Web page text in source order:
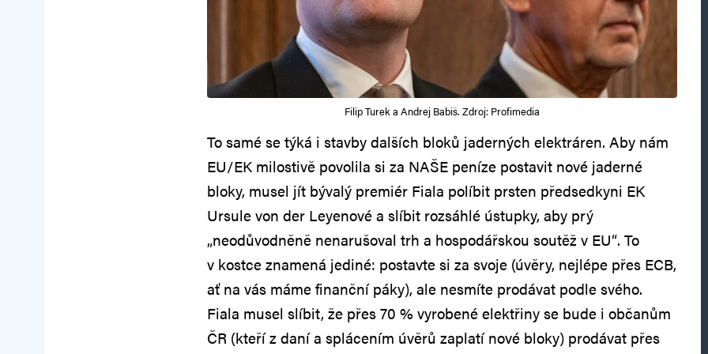
Filip Turek a Andrej Babiš. Zdroj: Profimedia
To samé se týká i stavby dalších bloků jaderných elektráren. Aby nám
EU/EK milostivě povolila si za NAŠE peníze postavit nové jaderné
bloky, musel jít bývalý premiér Fiala políbit prsten předsedkyni EK
Ursule von der Leyenové a slíbit rozsáhlé ústupky, aby prý
„neodůvodněně nenarušoval trh a hospodářskou soutěž v EU“. To
v kostce znamená jediné: postavte si za svoje (úvěry, nejlépe přes ECB,
ať na vás máme finanční páky), ale nesmíte prodávat podle svého.
Fiala musel slíbit, že přes 70 % vyrobené elektřiny se bude i občanům
ČR (kteří z daní a splácením úvěrů zaplatí nové bloky) prodávat přes